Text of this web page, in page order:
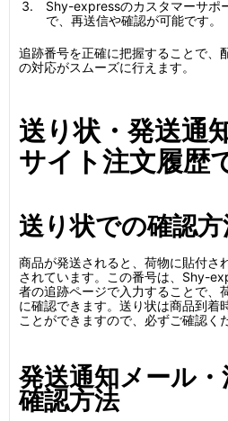
Shy-expressのカスタマーサポ
で、再送信や確認が可能です。
追跡番号を正確に把握することで、
の対応がスムーズに行えます。
送り状・発送通
サイト注文履歴
送り状での確認
商品が発送されると、荷物に貼付さ
されています。この番号は、Shy-
者の追跡ページで入力することで、
に確認できます。送り状は商品到着
ことができますので、必ずご確認く
発送通知メール
確認方法